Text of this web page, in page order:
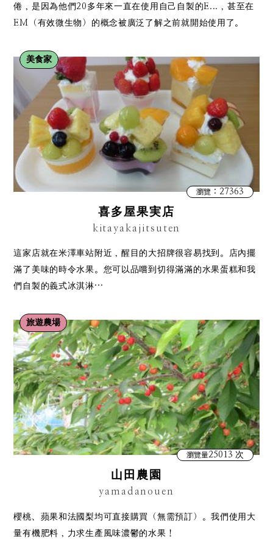
倦，是因為他們20多年來一直在使用自己自製的E...，甚至在
EM（有效微生物）的概念被廣泛了解之前就開始使用了。
美食家
瀏覽：27363
喜多屋果実店
kitayakajitsuten
這家店就在米澤車站附近，醒目的大招牌很容易找到。店內擺
滿了美味的時令水果。您可以品嚐到切得滿滿的水果蛋糕和我
們自製的義式冰淇淋…
旅遊農場
瀏覽量25013 次
山田農園
yamadanouen
櫻桃、蘋果和法國梨均可直接購買（無需預訂）。我們使用大
量有機肥料，力求生產風味濃鬱的水果！